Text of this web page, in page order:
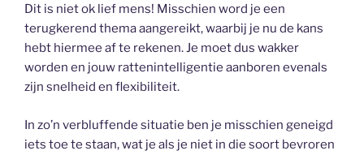
Dit is niet ok lief mens! Misschien word je een
terugkerend thema aangereikt, waarbij je nu de kans
hebt hiermee af te rekenen. Je moet dus wakker
worden en jouw rattenintelligentie aanboren evenals
zijn snelheid en flexibiliteit.
In zo’n verbluffende situatie ben je misschien geneigd
iets toe te staan, wat je als je niet in die soort bevroren